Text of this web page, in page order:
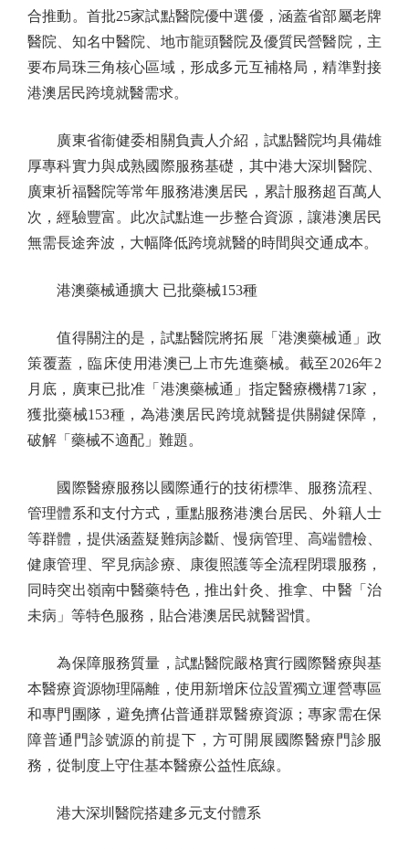
合推動。首批25家試點醫院優中選優，涵蓋省部屬老牌
醫院、知名中醫院、地市龍頭醫院及優質民營醫院，主
要布局珠三角核心區域，形成多元互補格局，精準對接
港澳居民跨境就醫需求。
廣東省衞健委相關負責人介紹，試點醫院均具備雄
厚專科實力與成熟國際服務基礎，其中港大深圳醫院、
廣東祈福醫院等常年服務港澳居民，累計服務超百萬人
次，經驗豐富。此次試點進一步整合資源，讓港澳居民
無需長途奔波，大幅降低跨境就醫的時間與交通成本。
港澳藥械通擴大 已批藥械153種
值得關注的是，試點醫院將拓展「港澳藥械通」政
策覆蓋，臨床使用港澳已上市先進藥械。截至2026年2
月底，廣東已批准「港澳藥械通」指定醫療機構71家，
獲批藥械153種，為港澳居民跨境就醫提供關鍵保障，
破解「藥械不適配」難題。
國際醫療服務以國際通行的技術標準、服務流程、
管理體系和支付方式，重點服務港澳台居民、外籍人士
等群體，提供涵蓋疑難病診斷、慢病管理、高端體檢、
健康管理、罕見病診療、康復照護等全流程閉環服務，
同時突出嶺南中醫藥特色，推出針灸、推拿、中醫「治
未病」等特色服務，貼合港澳居民就醫習慣。
為保障服務質量，試點醫院嚴格實行國際醫療與基
本醫療資源物理隔離，使用新增床位設置獨立運營專區
和專門團隊，避免擠佔普通群眾醫療資源；專家需在保
障普通門診號源的前提下，方可開展國際醫療門診服
務，從制度上守住基本醫療公益性底線。
港大深圳醫院搭建多元支付體系